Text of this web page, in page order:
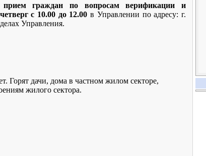
граждан по вопросам верификации и
с 10.00 до 12.00в Управлении по адресу: г.
Управления.
Горят дачи, дома в частном жилом секторе,
жилого сектора.